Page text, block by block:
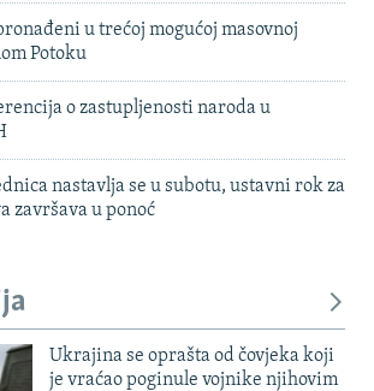
u trećoj mogućoj masovnoj
Potoku
o zastupljenosti naroda u
nastavlja se u subotu, ustavni rok za
završava u ponoć
Ukrajina se oprašta od čovjeka koji
je vraćao poginule vojnike njihovim